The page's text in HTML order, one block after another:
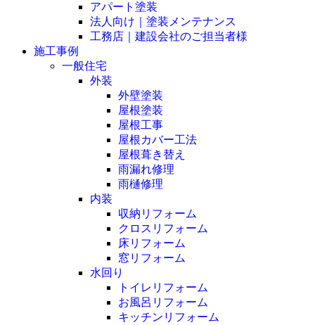
アパート塗装
法人向け｜塗装メンテナンス
工務店｜建設会社のご担当者様
施工事例
一般住宅
外装
外壁塗装
屋根塗装
屋根工事
屋根カバー工法
屋根葺き替え
雨漏れ修理
雨樋修理
内装
収納リフォーム
クロスリフォーム
床リフォーム
窓リフォーム
水回り
トイレリフォーム
お風呂リフォーム
キッチンリフォーム